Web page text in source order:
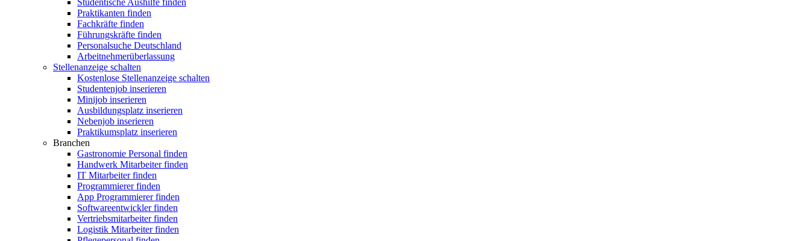
Studentische Aushilfe finden
Praktikanten finden
Fachkräfte finden
Führungskräfte finden
Personalsuche Deutschland
Arbeitnehmerüberlassung
Stellenanzeige schalten
Kostenlose Stellenanzeige schalten
Studentenjob inserieren
Minijob inserieren
Ausbildungsplatz inserieren
Nebenjob inserieren
Praktikumsplatz inserieren
Branchen
Gastronomie Personal finden
Handwerk Mitarbeiter finden
IT Mitarbeiter finden
Programmierer finden
App Programmierer finden
Softwareentwickler finden
Vertriebsmitarbeiter finden
Logistik Mitarbeiter finden